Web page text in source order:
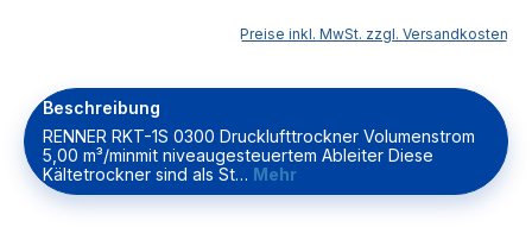
Preise inkl. MwSt. zzgl. Versandkosten
Beschreibung
RENNER RKT-1S 0300 Drucklufttrockner Volumenstrom
5,00 m³/minmit niveaugesteuertem Ableiter Diese
Kältetrockner sind als St… Mehr